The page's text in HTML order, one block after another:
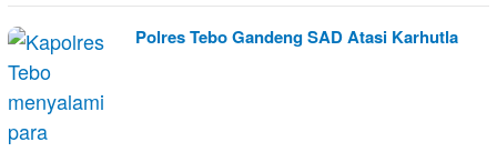
Polres Tebo Gandeng SAD Atasi Karhutla